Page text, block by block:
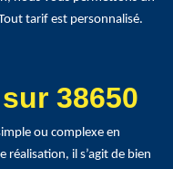
tarif est personnalisé.
38650
ou complexe en
il s’agit de bien